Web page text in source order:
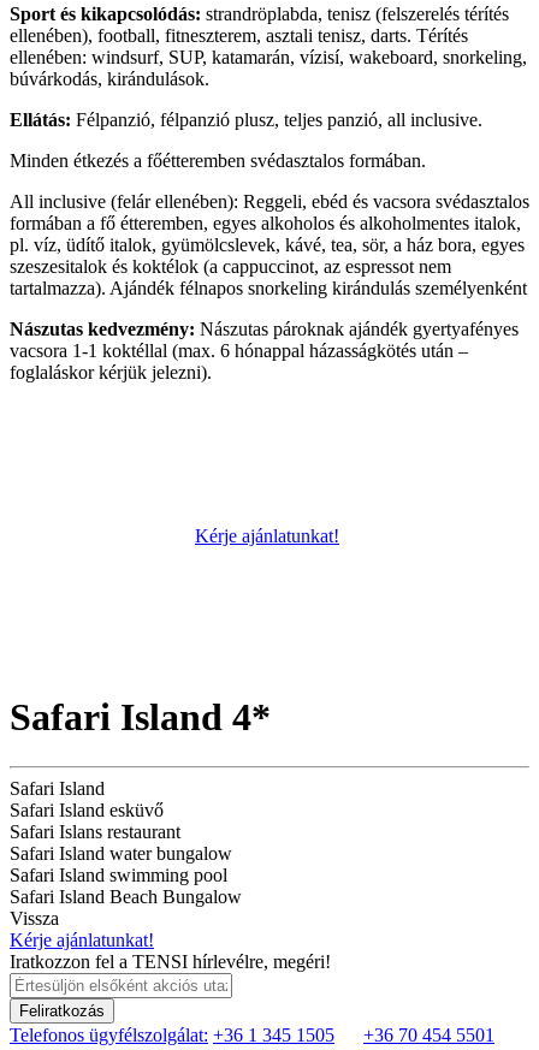
Sport és kikapcsolódás: strandröplabda, tenisz (felszerelés térítés
ellenében), football, fitneszterem, asztali tenisz, darts. Térítés
ellenében: windsurf, SUP, katamarán, vízisí, wakeboard, snorkeling,
búvárkodás, kirándulások.
Ellátás: Félpanzió, félpanzió plusz, teljes panzió, all inclusive.
Minden étkezés a főétteremben svédasztalos formában.
All inclusive (felár ellenében): Reggeli, ebéd és vacsora svédasztalos
formában a fő étteremben, egyes alkoholos és alkoholmentes italok,
pl. víz, üdítő italok, gyümölcslevek, kávé, tea, sör, a ház bora, egyes
szeszesitalok és koktélok (a cappuccinot, az espressot nem
tartalmazza). Ajándék félnapos snorkeling kirándulás személyenként
Nászutas kedvezmény: Nászutas pároknak ajándék gyertyafényes
vacsora 1-1 koktéllal (max. 6 hónappal házasságkötés után –
foglaláskor kérjük jelezni).
Kérje ajánlatunkat!
Safari Island 4*
Safari Island
Safari Island esküvő
Safari Islans restaurant
Safari Island water bungalow
Safari Island swimming pool
Safari Island Beach Bungalow
Vissza
Kérje ajánlatunkat!
Iratkozzon fel a TENSI hírlevélre, megéri!
Feliratkozás
Telefonos ügyfélszolgálat: +36 1 345 1505
+36 70 454 5501